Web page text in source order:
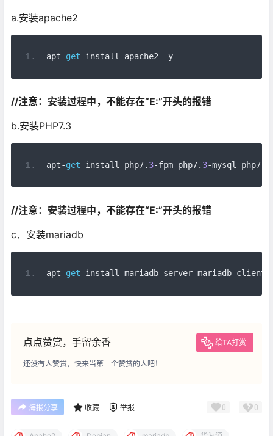
a.安装apache2
apt-get install apache2 -y
//注意：安装过程中，不能存在“E:”开头的报错
b.安装PHP7.3
apt-get install php7. 3-fpm php7. 3-mysql php7.
//注意：安装过程中，不能存在“E:”开头的报错
c．安装mariadb
apt-get install mariadb-server mariadb-client
点点赞赏，手留余香 给TA打赏
还没有人赞赏，快来当第一个赞赏的人吧！
海报分享 收藏 举报 0 0